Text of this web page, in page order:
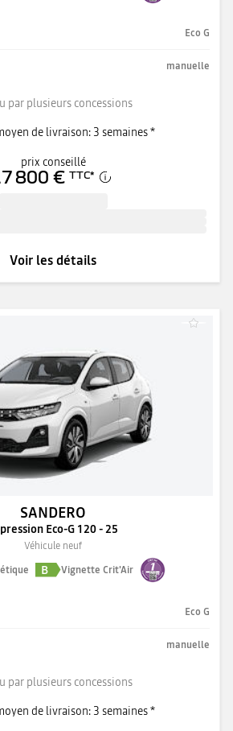
Eco G
manuelle
par plusieurs concessions
de livraison: 3 semaines *
prix conseillé
800 € TTC*
Voir les détails
SANDERO
Eco-G 120 - 25
Véhicule neuf
B Vignette Crit'Air
Eco G
manuelle
par plusieurs concessions
de livraison: 3 semaines *